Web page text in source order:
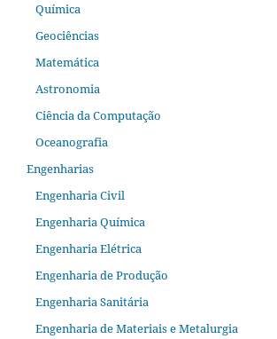
Química
Geociências
Matemática
Astronomia
Ciência da Computação
Oceanografia
Engenharias
Engenharia Civil
Engenharia Química
Engenharia Elétrica
Engenharia de Produção
Engenharia Sanitária
Engenharia de Materiais e Metalurgia